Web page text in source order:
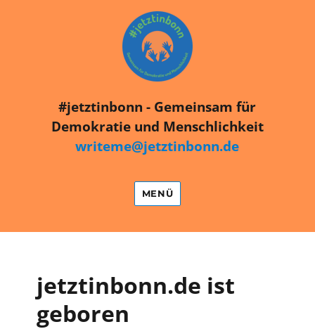
#jetztinbonn
#jetztinbonn - Gemeinsam für
Demokratie und Menschlichkeit
writeme@jetztinbonn.de
MENÜ
jetztinbonn.de ist
geboren